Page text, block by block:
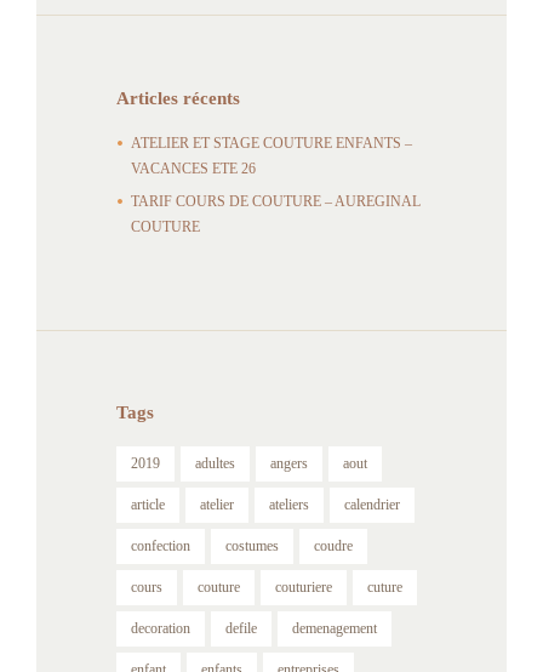
Articles récents
ATELIER ET STAGE COUTURE ENFANTS –
VACANCES ETE 26
TARIF COURS DE COUTURE – AUREGINAL
COUTURE
Tags
2019 adultes angers aout
article atelier ateliers calendrier
confection costumes coudre
cours couture couturiere cuture
decoration defile demenagement